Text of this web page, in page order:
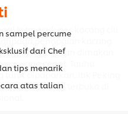
termasuk pes kacang cili
penapaian kacang
ratus, dan dimakan
yang cepat. Tauhu
turut dipaparkan. Itik Peking
di atas api terbuka di
sampel percume
dari Chef
tips menarik
atas talian